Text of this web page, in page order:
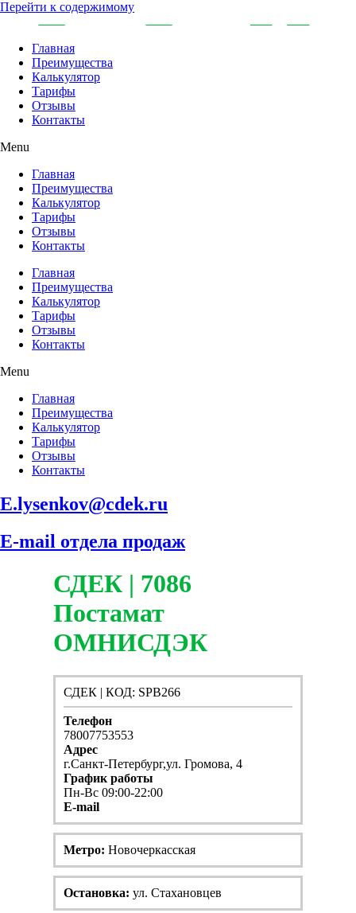
Перейти к содержимому
Главная
Преимущества
Калькулятор
Тарифы
Отзывы
Контакты
Menu
Главная
Преимущества
Калькулятор
Тарифы
Отзывы
Контакты
Главная
Преимущества
Калькулятор
Тарифы
Отзывы
Контакты
Menu
Главная
Преимущества
Калькулятор
Тарифы
Отзывы
Контакты
E.lysenkov@cdek.ru
E-mail отдела продаж
СДЕК | 7086
Постамат
ОМНИСДЭК
СДЕК | КОД: SPB266
Телефон
78007753553
Адрес
г.Санкт-Петербург,ул. Громова, 4
График работы
Пн-Вс 09:00-22:00
E-mail
Метро:Новочеркасская
Остановка: ул. Стахановцев